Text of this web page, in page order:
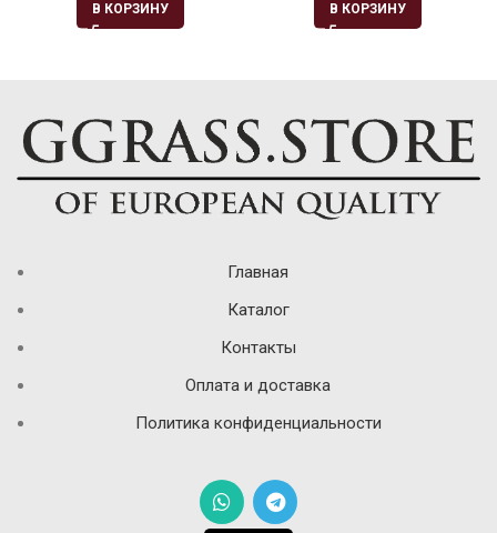
В КОРЗИНУ В КОРЗИНУ
Главная
Каталог
Контакты
Оплата и доставка
Политика конфиденциальности